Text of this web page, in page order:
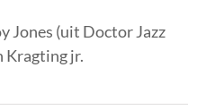
Jones (uit Doctor Jazz
Kragting jr.